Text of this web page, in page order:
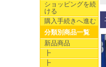
ショッピングを続
ける
購入手続きへ進む
分類別商品一覧
新品商品
┣
┣